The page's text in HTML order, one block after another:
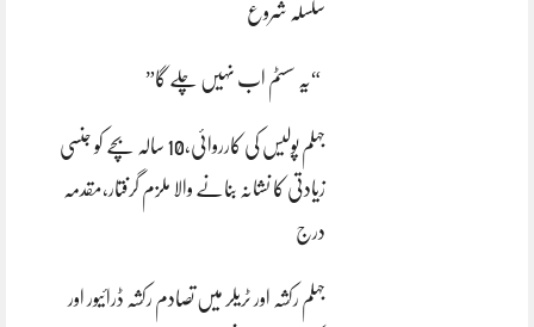
سلسلہ شروع
“یہ سسٹم اب نہیں چلے گا”
جہلم پولیس کی کارروائی،10 سالہ بچے کو جنسی
زیادتی کا نشانہ بنانے والا ملزم گرفتار،مقدمہ
درج
جہلم رکشہ اور ٹریلر میں تصادم رکشہ ڈرائیور اور